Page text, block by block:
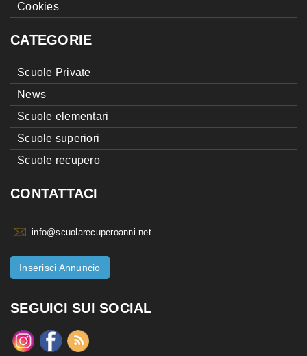
Cookies
CATEGORIE
Scuole Private
News
Scuole elementari
Scuole superiori
Scuole recupero
CONTATTACI
info@scuolarecuperoanni.net
Inserisci Annuncio
SEGUICI SUI SOCIAL